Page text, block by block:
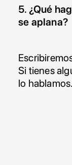
5. ¿Qué
se aplana?
Si tienes
lo hablamos.